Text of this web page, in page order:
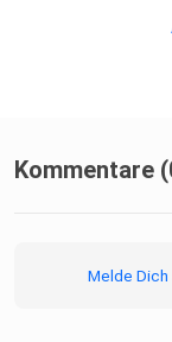
Kommentare
Melde Dich